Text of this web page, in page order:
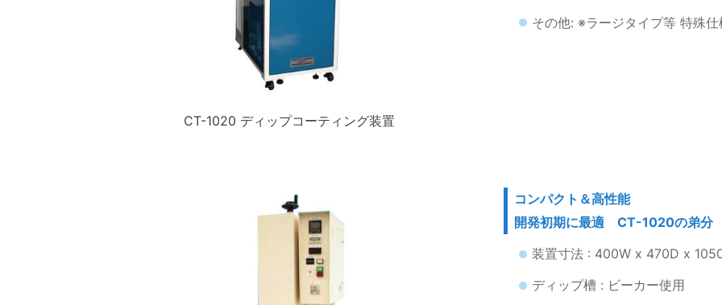
CT-1020 ディップコーティング装置
その他: ※ラージタイプ等 特殊仕
コンパクト＆高性能
開発初期に最適 CT-1020の弟分
装置寸法 : 400W x 470D x
ディップ槽 : ビーカー使用